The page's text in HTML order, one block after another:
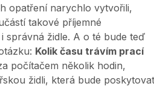
opatření narychlo vytvořili,
takové příjemné
i správná židle. A o té bude teď
Kolik času trávím prací
počítačem několik hodin,
židli, která bude poskytovat